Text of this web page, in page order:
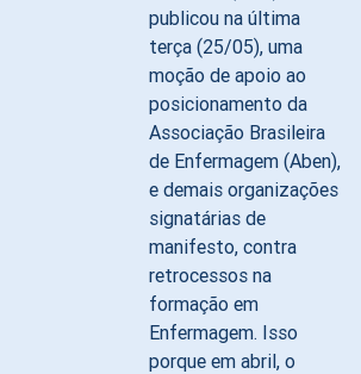
publicou na última
terça (25/05), uma
moção de apoio ao
posicionamento da
Associação Brasileira
de Enfermagem (Aben),
e demais organizações
signatárias de
manifesto, contra
retrocessos na
formação em
Enfermagem. Isso
porque em abril, o